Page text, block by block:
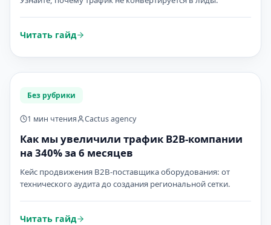
Читать гайд
Без рубрики
1 мин чтения Cactus agency
Как мы увеличили трафик B2B-компании
на 340% за 6 месяцев
Кейс продвижения B2B-поставщика оборудования: от
технического аудита до создания региональной сетки.
Читать гайд